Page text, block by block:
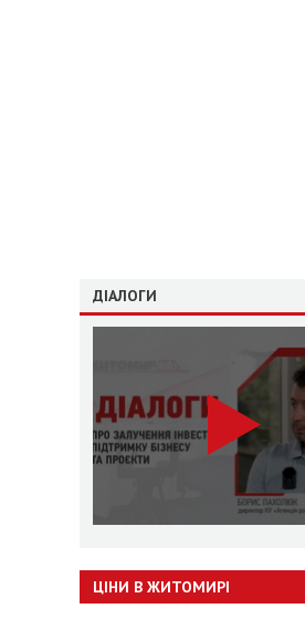
ДІАЛОГИ
ЦІНИ В ЖИТОМИРІ